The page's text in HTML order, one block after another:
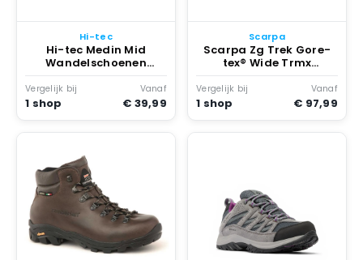
Hi-tec
Hi-tec Medin Mid
Wandelschoenen
Gerenoveerd Zwart
Vergelijk bij
1 shop
Vanaf
€ 39,99
Scarpa
Scarpa Zg Trek Gore-
tex® Wide Trmx
Bergschoenen
Gerenoveerd Grijs
Vergelijk bij
1 shop
Vanaf
€ 97,99